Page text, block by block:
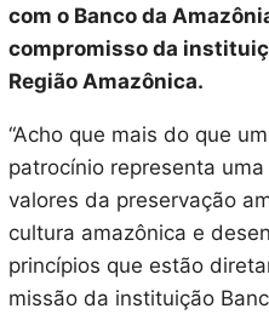
com o Banco da
compromisso da
Região Amazônica.
“Acho que mais do que
patrocínio representa
valores da preservação
cultura amazônica e
princípios que estão
missão da instituição